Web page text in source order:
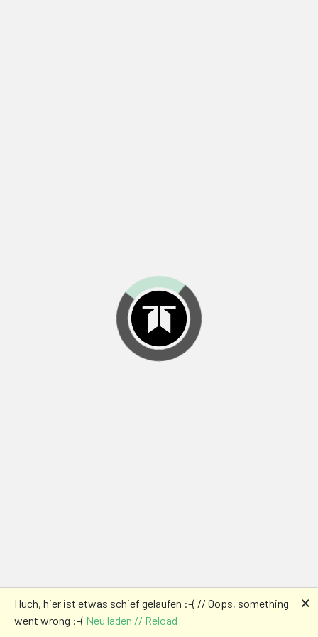
Huch, hier ist etwas schief gelaufen :-( // Oops, something
went wrong :-( Neu laden // Reload
🗙